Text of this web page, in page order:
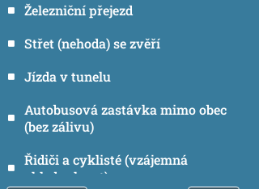
Železniční přejezd
Střet (nehoda) se zvěří
Jízda v tunelu
Autobusová zastávka mimo obec
(bez zálivu)
Řidiči a cyklisté (vzájemná
ohleduplnost)